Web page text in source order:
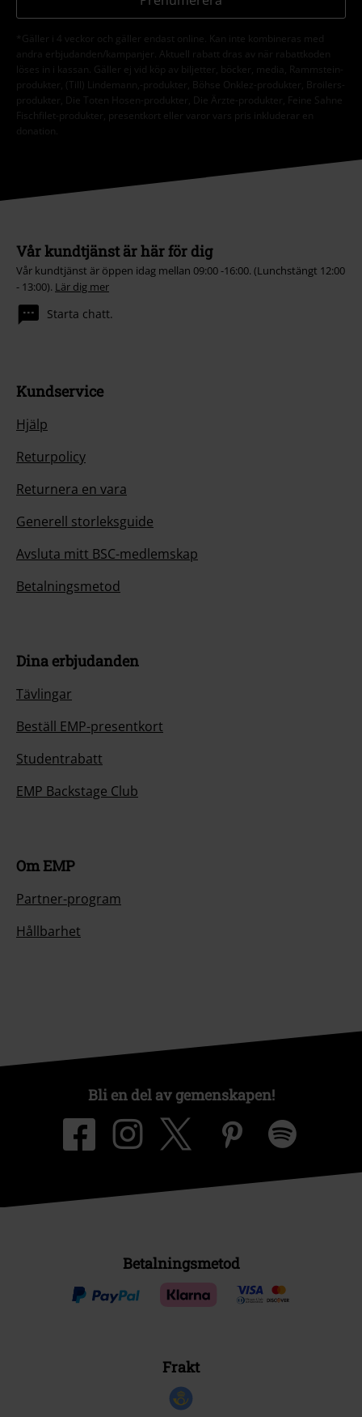
*Gäller i 4 veckor och gäller endast online. Kan inte kombineras med
andra erbjudanden/kampanjer. Aktuell rabatt dras av när rabattkoden
löses in i kassan. Gäller ej vid köp av biljetter, böcker, media, Rammstein-
produkter, (Till) Lindemann,-produkter, Böhse Onklez-produkter, Broilers-
produkter, Die Toten Hosen-produkter, Die Ärzte-produkter, Feine Sahne
Fischfilet-produkter, presentkort eller varor vars pris inkluderar en
donation.
Vår kundtjänst är här för dig
Vår kundtjänst är öppen idag mellan 09:00 -16:00. (Lunchstängt 12:00
- 13:00). Lär dig mer
Starta chatt.
Kundservice
Hjälp
Returpolicy
Returnera en vara
Generell storleksguide
Avsluta mitt BSC-medlemskap
Betalningsmetod
Dina erbjudanden
Tävlingar
Beställ EMP-presentkort
Studentrabatt
EMP Backstage Club
Om EMP
Partner-program
Hållbarhet
Bli en del av gemenskapen!
Betalningsmetod
Frakt